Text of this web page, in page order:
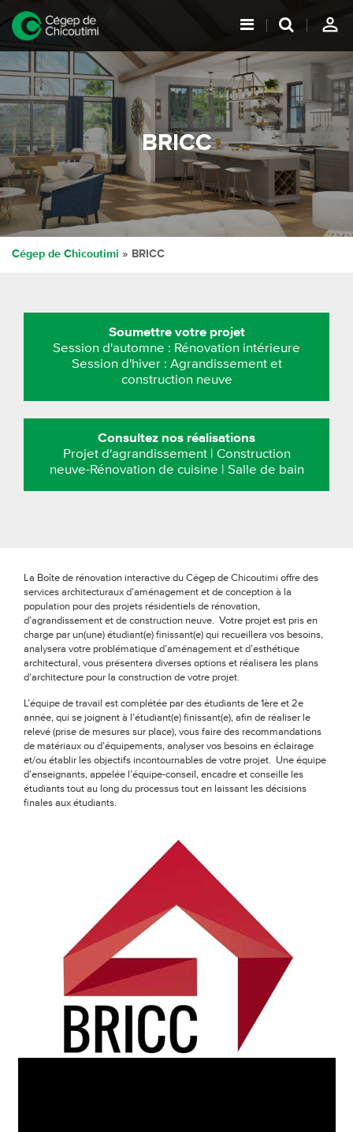
person_outline
BRICC
Cégep de Chicoutimi » BRICC
Soumettre votre projet
Session d'automne : Rénovation intérieure
Session d'hiver : Agrandissement et
construction neuve
Consultez nos réalisations
Projet d'agrandissement | Construction
neuve-Rénovation de cuisine | Salle de bain
La Boîte de rénovation interactive du Cégep de Chicoutimi offre des
services architecturaux d’aménagement et de conception à la
population pour des projets résidentiels de rénovation,
d’agrandissement et de construction neuve. Votre projet est pris en
charge par un(une) étudiant(e) finissant(e) qui recueillera vos besoins,
analysera votre problématique d’aménagement et d’esthétique
architectural, vous présentera diverses options et réalisera les plans
d’architecture pour la construction de votre projet.
L’équipe de travail est complétée par des étudiants de 1ère et 2e
année, qui se joignent à l’étudiant(e) finissant(e), afin de réaliser le
relevé (prise de mesures sur place), vous faire des recommandations
de matériaux ou d’équipements, analyser vos besoins en éclairage
et/ou établir les objectifs incontournables de votre projet. Une équipe
d’enseignants, appelée l’équipe-conseil, encadre et conseille les
étudiants tout au long du processus tout en laissant les décisions
finales aux étudiants.